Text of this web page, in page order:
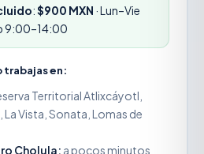
:$900 MXN · Lun–Vie
9:00–14:00
trabajas en:
Territorial Atlixcáyotl,
Vista, Sonata, Lomas de
Cholula: a pocos minutos